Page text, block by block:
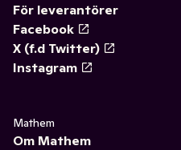
För leverantörer
Facebook
X (f.d Twitter)
Instagram
Mathem
Om Mathem